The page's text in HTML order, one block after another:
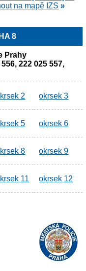
na mapě IZS »
8
Prahy
222 025 557,
2 okrsek 3
5 okrsek 6
8 okrsek 9
11 okrsek 12